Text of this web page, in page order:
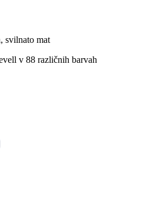
svilnato mat
v 88 različnih barvah